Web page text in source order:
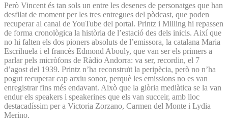
Però Vincent és tan sols un entre les desenes de personatges que han
desfilat de moment per les tres entregues del pòdcast, que poden
recuperar al canal de YouTube del portal. Printz i Milling hi repassen
de forma cronològica la història de l’estació des dels inicis. Així que
no hi falten els dos pioners absoluts de l’emissora, la catalana Maria
Escrihuela i el francès Edmond Abouly, que van ser els primers a
parlar pels micròfons de Ràdio Andorra: va ser, recordin, el 7
d’agost del 1939. Printz n’ha reconstruït la peripècia, però no n’ha
pogut recuperar cap arxiu sonor, perquè les emissions no es van
enregistrar fins més endavant. Això que la glòria mediàtica se la van
endur els speakers i speakerines que els van succeir, amb lloc
destacadíssim per a Victoria Zorzano, Carmen del Monte i Lydia
Merino.